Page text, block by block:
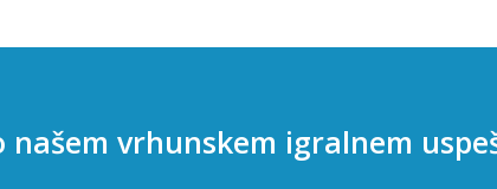
vrhunskem igralnem